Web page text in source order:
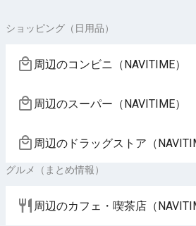
ショッピング（日用品）
周辺のコンビニ（NAVITIME）
周辺のスーパー（NAVITIME）
周辺のドラッグストア（
グルメ（まとめ情報）
周辺のカフェ・喫茶店（